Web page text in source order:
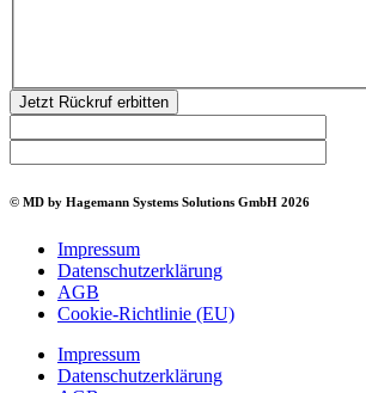
Jetzt Rückruf erbitten
© MD by Hagemann Systems Solutions GmbH 2026
Impressum
Datenschutzerklärung
AGB
Cookie-Richtlinie (EU)
Impressum
Datenschutzerklärung